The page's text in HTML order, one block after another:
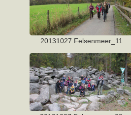
20131027 Felsenmeer_11